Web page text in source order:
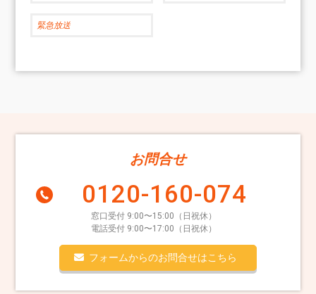
緊急放送
お問合せ
0120-160-074
窓口受付 9:00〜15:00（日祝休）
電話受付 9:00〜17:00（日祝休）
フォームからのお問合せはこちら